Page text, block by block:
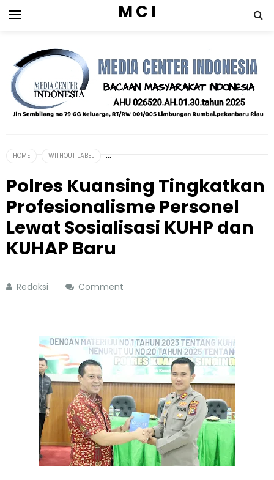
M C I
HOME WITHOUT LABEL
Polres Kuansing Tingkatkan
Profesionalisme Personel
Lewat Sosialisasi KUHP dan
KUHAP Baru
Redaksi Comment